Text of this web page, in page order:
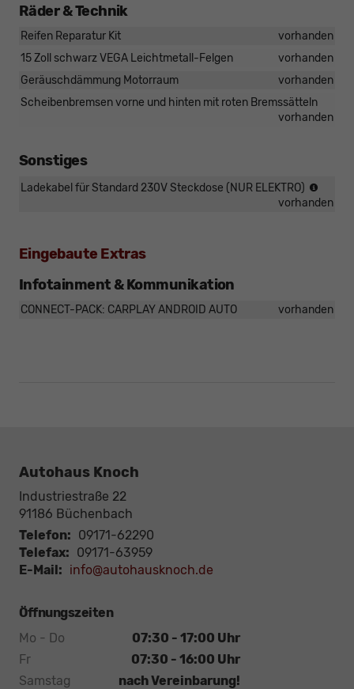
Räder & Technik
Reifen Reparatur Kit
vorhanden
15 Zoll schwarz VEGA Leichtmetall-Felgen
vorhanden
Geräuschdämmung Motorraum
vorhanden
Scheibenbremsen vorne und hinten mit roten Bremssätteln
vorhanden
Sonstiges
Ladekabel für Standard 230V Steckdose (NUR ELEKTRO)
für
vorhanden
Eingebaute Extras
Infotainment & Kommunikation
CONNECT-PACK: CARPLAY ANDROID AUTO vorhanden
Autohaus Knoch
Industriestraße 22
91186 Büchenbach
Telefon: 09171-62290
Telefax: 09171-63959
E-Mail: info@autohausknoch.de
Öffnungszeiten
Mo - Do
07:30 - 17:00 Uhr
Fr
07:30 - 16:00 Uhr
Samstag
nach Vereinbarung!